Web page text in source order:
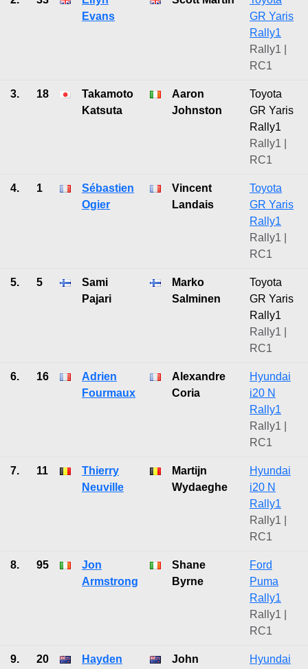
Evans
GR Yaris
Rally1
Rally1 |
RC1
3. 18
Takamoto
Katsuta
Aaron
Johnston
Toyota
GR Yaris
Rally1
Rally1 |
RC1
4. 1
Sébastien
Ogier
Vincent
Landais
Toyota
GR Yaris
Rally1
Rally1 |
RC1
5. 5
Sami
Pajari
Marko
Salminen
Toyota
GR Yaris
Rally1
Rally1 |
RC1
6. 16
Adrien
Fourmaux
Alexandre
Coria
Hyundai
i20 N
Rally1
Rally1 |
RC1
7. 11
Thierry
Neuville
Martijn
Wydaeghe
Hyundai
i20 N
Rally1
Rally1 |
RC1
8. 95
Jon
Armstrong
Shane
Byrne
Ford
Puma
Rally1
Rally1 |
RC1
9. 20
Hayden
John
Hyundai